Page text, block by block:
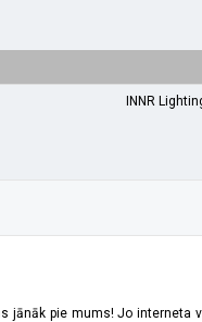
INNR
jānāk pie mums! Jo